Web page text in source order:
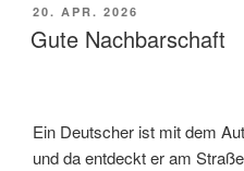
VERÖFFENTLICHT
AM
20. APR. 2026
Gute Nachbarschaft
Ein Deutscher ist mit dem
und da entdeckt er am